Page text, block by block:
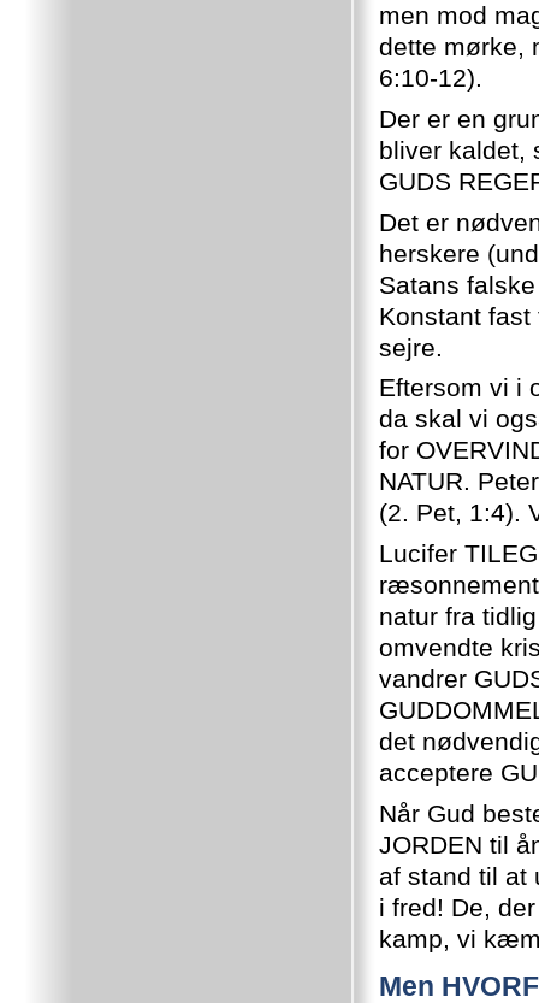
men mod
dette mørke,
6:10-12).
Der er en
bliver kaldet,
GUDS
Det er
herskere
Satans
Konstant
sejre.
Eftersom vi i
da skal vi
for
NATUR.
(2. Pet, 1:4).
Lucifer
natur fra
omvendte
vandrer
det
acceptere
Når Gud
JORDEN til
af stand til at
i fred! De,
kamp, vi
Men